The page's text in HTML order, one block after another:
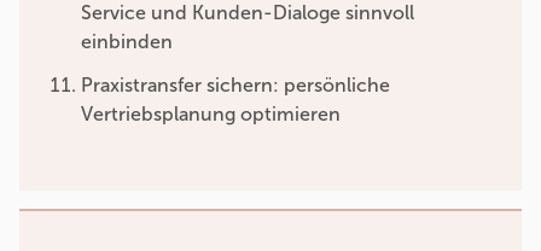
Service und Kunden-Dialoge sinnvoll
einbinden
Praxistransfer sichern: persönliche
Vertriebsplanung optimieren